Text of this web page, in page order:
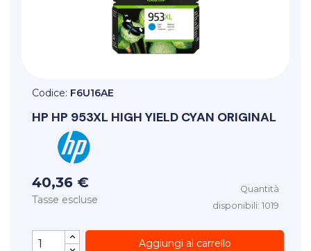
Codice: F6U16AE
HP HP 953XL HIGH YIELD CYAN ORIGINAL
40,36 €
Tasse escluse
Quantità
disponibili: 1019
Aggiungi al carrello